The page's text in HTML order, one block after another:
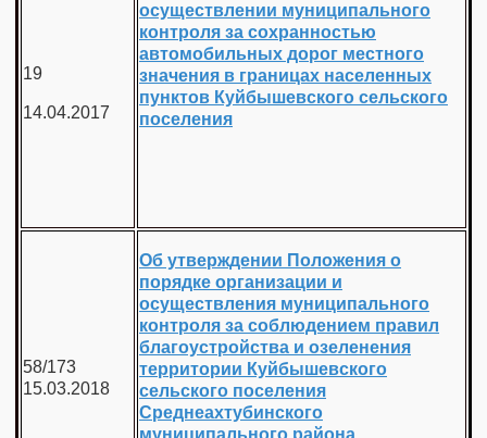
19
14.04.2017
осуществлении муниципального
контроля за сохранностью
автомобильных дорог местного
значения в границах населенных
пунктов Куйбышевского сельского
поселения
58/173
15.03.2018
Об утверждении Положения о
порядке организации и
осуществления муниципального
контроля за соблюдением правил
благоустройства и озеленения
территории Куйбышевского
сельского поселения
Среднеахтубинского